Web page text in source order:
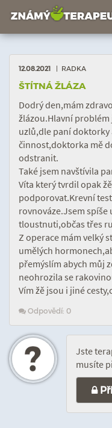
12.08.2021 | RADKA
ŠTÍTNÁ ŽLÁZA
Dodrý den,mám
žlázou.Hlavní problém
uzlů,dle paní
činnost,doktorka mě
odstranit.
Také jsem navštívila
Víta který tvrdil opak
podporovat.Krevní
rovnováze.Jsem
tloustnuti,občas třes
Z operace mám velký
umělých
přemýslím abych můj
neohrozila se
Vím žě jsou i jiné
Odpovědí: 0
Jste
musíte